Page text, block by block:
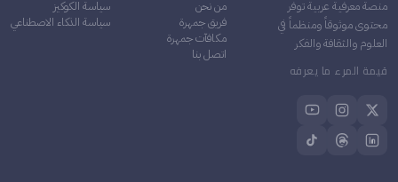
منصة معرفية عربية توفر
محتوى موثوقاً ومنظماً في
العلوم والثقافة والفكر
قيمة المرء ما يعرفه
من نحن
فريق جمهرة
مكافآت جمهرة
اتصل بنا
سياسة الكوكيز
سياسة الذكاء الاصطناعي